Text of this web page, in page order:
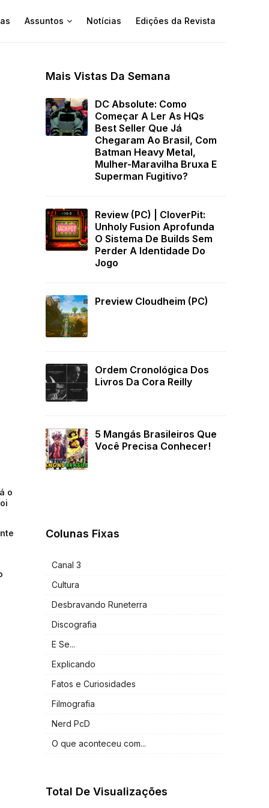
Assuntos Notícias Edições da Revista
o
Mais Vistas Da Semana
DC Absolute: Como
Começar A Ler As HQs
Best Seller Que Já
Chegaram Ao Brasil, Com
Batman Heavy Metal,
Mulher-Maravilha Bruxa E
Superman Fugitivo?
Review (PC) | CloverPit:
Unholy Fusion Aprofunda
O Sistema De Builds Sem
Perder A Identidade Do
Jogo
Preview Cloudheim (PC)
Ordem Cronológica Dos
Livros Da Cora Reilly
5 Mangás Brasileiros Que
Você Precisa Conhecer!
Colunas Fixas
Canal 3
Cultura
Desbravando Runeterra
Discografia
E Se...
Explicando
Fatos e Curiosidades
Filmografia
Nerd PcD
O que aconteceu com...
Total De Visualizações